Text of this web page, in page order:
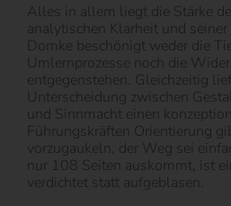
Alles in allem liegt die Stärke
analytischen Klarheit und
Domke beschönigt weder die
Umlernprozesse noch die
entgegenstehen. Gleichzeitig
Unterscheidung zwischen
und Sinnmacht einen
Führungskräften Orientierung
vorzugaukeln, der Weg sei
nur 108 Seiten auskommt, ist
verdichtet statt aufgeblasen.